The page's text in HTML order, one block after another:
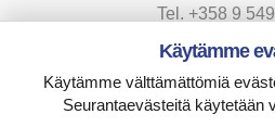
Tel. +358 9
Käytämme
Käytämme välttämättömiä
Seurantaevästeitä käytetään